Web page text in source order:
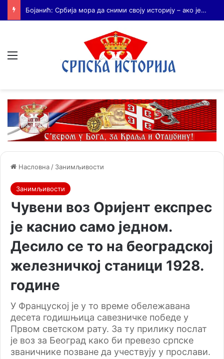
Бојанић: Када се гради – некоме смета. Када се не гради – сви се жале
Насловна / Занимљивости
Занимљивости
Чувени воз Оријент експрес
је каснио само једном.
Десило се то на београдској
железничкој станици 1928.
године
У Француској је у то време обележавана
десета годишњица савезничке победе у
Првом светском рату. За ту прилику послат
је воз за Београд како би превезо српске
званичнике позване да учествују у прослави.